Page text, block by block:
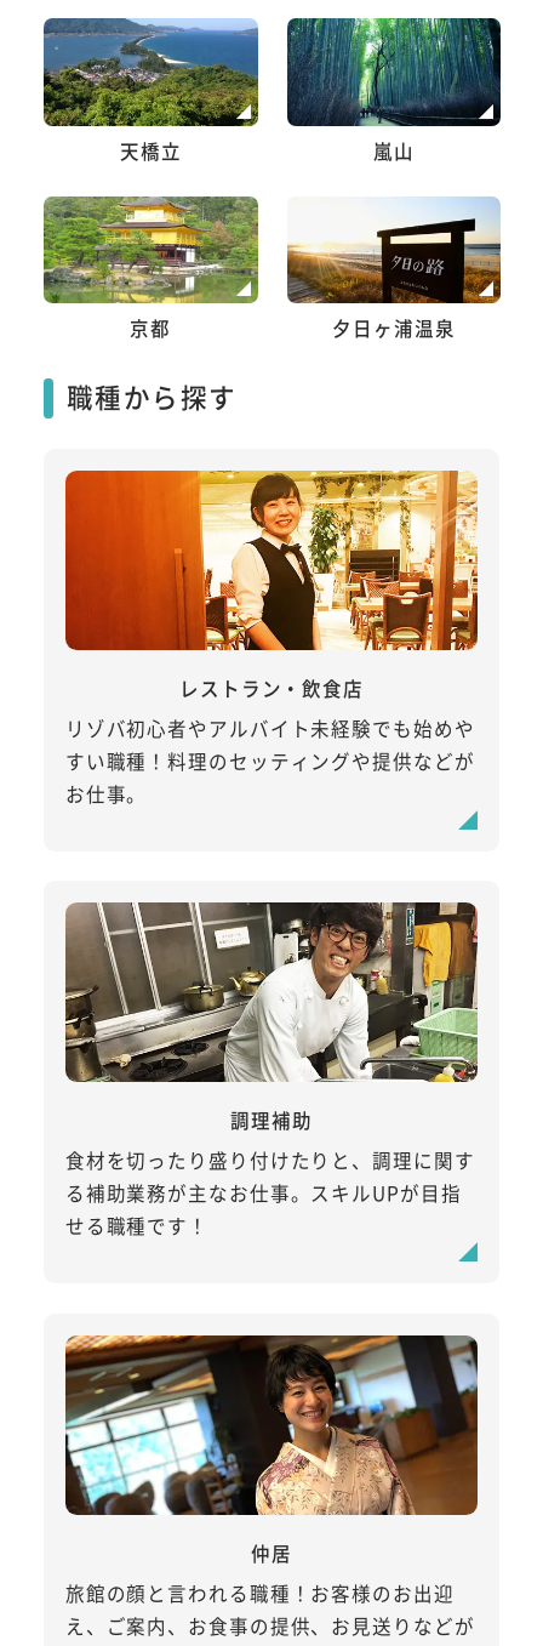
天橋立 嵐山
京都 夕日ヶ浦温泉
職種から探す
レストラン・飲食店
リゾバ初心者やアルバイト未経験でも始めや
すい職種！料理のセッティングや提供などが
お仕事。
調理補助
食材を切ったり盛り付けたりと、調理に関す
る補助業務が主なお仕事。スキルUPが目指
せる職種です！
仲居
旅館の顔と言われる職種！お客様のお出迎
え、ご案内、お食事の提供、お見送りなどが